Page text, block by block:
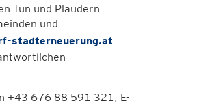
Tun und Plaudern
und
stadterneuerung.at
+43 676 88 591 321, E-